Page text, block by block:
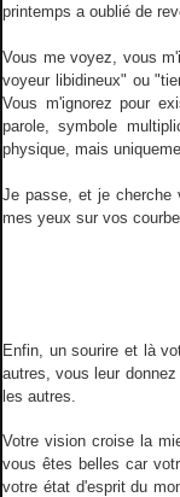
printemps a oublié de
Vous me voyez, vous
voyeur libidineux" ou
Vous m'ignorez pour
parole, symbole
physique, mais
Je passe, et je cherche
mes yeux sur vos
Enfin, un sourire et là
autres, vous leur
les autres.
Votre vision croise la
vous êtes belles car
votre état d'esprit du